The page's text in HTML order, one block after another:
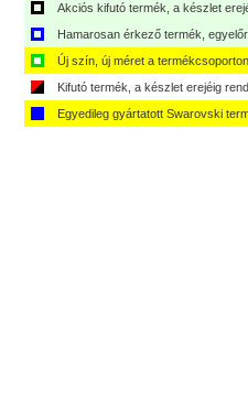
Akciós kifutó termék, a készlet
Hamarosan érkező termék,
Új szín, új méret a
Kifutó termék, a készlet erejéig
Egyedileg gyártatott Swarovski